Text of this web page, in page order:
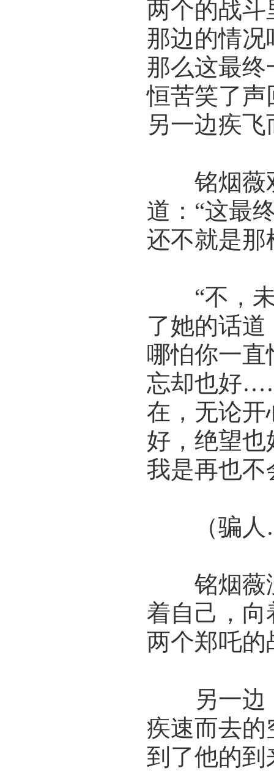
两个的战斗
那边的情
那么这最终
恒苦笑了声
另一边疾飞
铭烟薇双
道：“这最
还不就是
“不，未
了她的话
哪怕你一
忘却也好
在，无论开
好，绝望
我是再也不
（骗人
铭烟薇没
着自己，
两个郑吒的
另一边，
疾速而去
到了他的